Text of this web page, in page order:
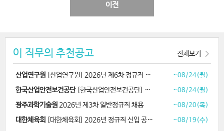
이전
이 직무의 추천공고
산업연구원 [산업연구원] 2026년 제6차 정규직 채용 ~08/24(월)
한국산업안전보건공단[한국산업안전보건공단] 2026년 하반기 채용 ~08/24(월)
광주과학기술원2026년 제3차 일반정규직 채용 ~08/20(목)
대한체육회 [대한체육회] 2026년 정규직 신입 공개채용 ~08/19(수)
전체보기